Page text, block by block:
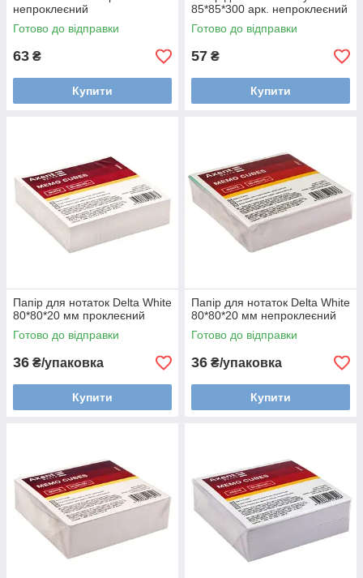
непроклеєний
Готово до відправки
63 ₴
Купити
85*85*300 арк. непроклеєний
Готово до відправки
57 ₴
Купити
Папір для нотаток Delta White
80*80*20 мм проклеєний
Готово до відправки
36 ₴/упаковка
Купити
Папір для нотаток Delta White
80*80*20 мм непроклеєний
Готово до відправки
36 ₴/упаковка
Купити